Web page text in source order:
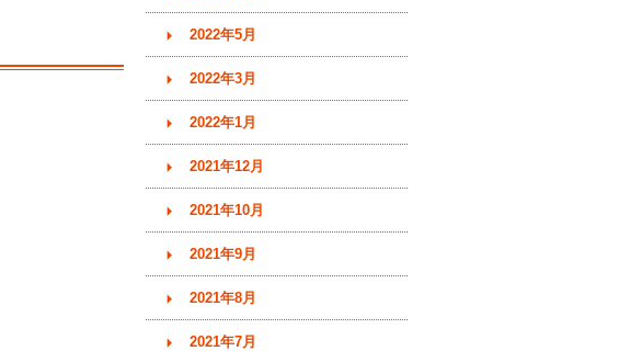
2022年5月
2022年3月
2022年1月
2021年12月
2021年10月
2021年9月
2021年8月
2021年7月